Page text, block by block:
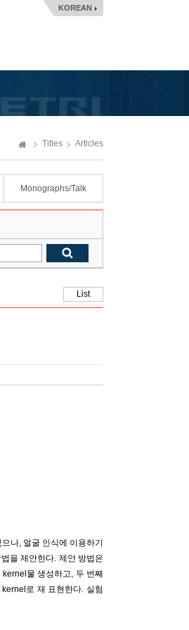
KOREAN
Titles Articles
Monographs/Talk
List
나, 얼굴 인식에 이용하기
을 제안한다. 제안 방법은
물 생성하고, 두 번째
로 재 표현한다. 실험